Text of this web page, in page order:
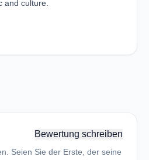
and culture.
Bewertung schreiben
Seien Sie der Erste, der seine